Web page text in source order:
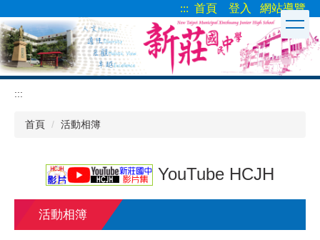
到
主
要
內
區
::: 首頁 登入 網站導覽
:::
首頁 活動相簿
YouTube HCJH
活動相簿